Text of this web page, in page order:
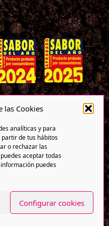
las Cookies
analíticas y para
de tus hábitos
o rechazar las
aceptar todas
puedes
Configurar cookies